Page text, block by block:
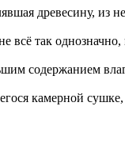
древесину, из
всё так
содержанием
камерной